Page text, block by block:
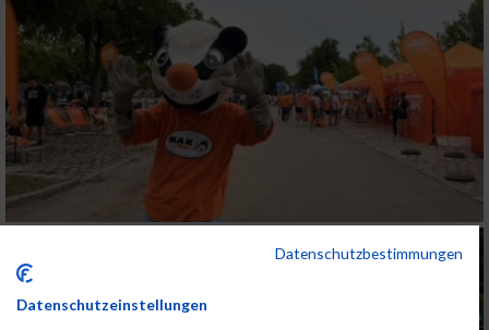
Datenschutzbestimmungen
Datenschutzeinstellungen